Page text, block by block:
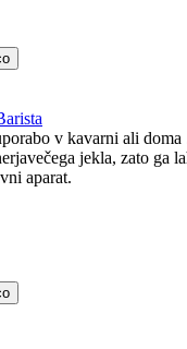
v kavarni ali
jekla, zato ga
aparat.